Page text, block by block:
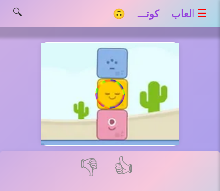
☰ العاب كوتـــ 🙃 🔍
👍
👎